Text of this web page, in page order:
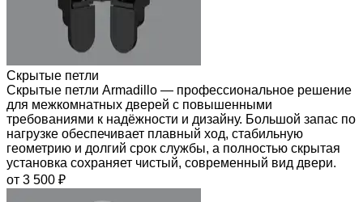
Скрытые петли
Скрытые петли Armadillo — профессиональное решение
для межкомнатных дверей с повышенными
требованиями к надёжности и дизайну. Большой запас по
нагрузке обеспечивает плавный ход, стабильную
геометрию и долгий срок службы, а полностью скрытая
установка сохраняет чистый, современный вид двери.
от 3 500 ₽